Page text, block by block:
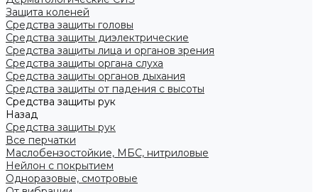
Защита коленей
Средства защиты головы
Средства защиты диэлектрические
Средства защиты лица и органов зрения
Средства защиты органа слуха
Средства защиты органов дыхания
Средства защиты от падения с высоты
Средства защиты рук
Назад
Средства защиты рук
Все перчатки
Маслобензостойкие, МБС, нитриловые
Нейлон с покрытием
Одноразовые, смотровые